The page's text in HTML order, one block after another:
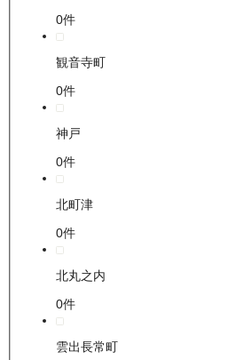
0件
観音寺町
0件
神戸
0件
北町津
0件
北丸之内
0件
雲出長常町